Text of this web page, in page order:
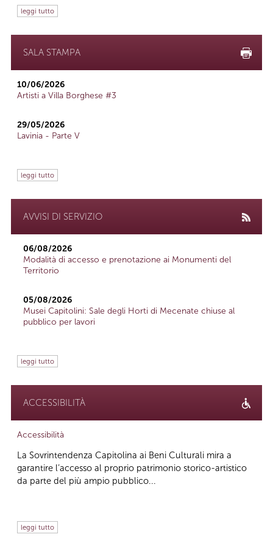
leggi tutto
SALA STAMPA
10/06/2026
Artisti a Villa Borghese #3
29/05/2026
Lavinia - Parte V
leggi tutto
AVVISI DI SERVIZIO
06/08/2026
Modalità di accesso e prenotazione ai Monumenti del
Territorio
05/08/2026
Musei Capitolini: Sale degli Horti di Mecenate chiuse al
pubblico per lavori
leggi tutto
ACCESSIBILITÀ
Accessibilità
La Sovrintendenza Capitolina ai Beni Culturali mira a
garantire l’accesso al proprio patrimonio storico-artistico
da parte del più ampio pubblico...
leggi tutto